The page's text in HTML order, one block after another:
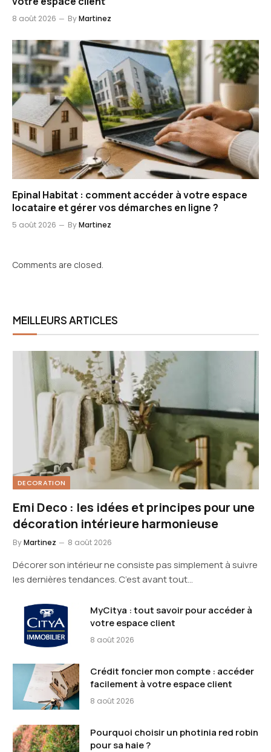
8 août 2026 ByMartinez
Epinal Habitat : comment accéder à votre espace
locataire et gérer vos démarches en ligne ?
5 août 2026 ByMartinez
Comments are closed.
MEILLEURS ARTICLES
DECORATION
Emi Deco : les idées et principes pour une
décoration intérieure harmonieuse
ByMartinez 8 août 2026
Décorer son intérieur ne consiste pas simplement à suivre
les dernières tendances. C’est avant tout…
MyCitya : tout savoir pour accéder à
votre espace client
8 août 2026
Crédit foncier mon compte : accéder
facilement à votre espace client
8 août 2026
Pourquoi choisir un photinia red robin
pour sa haie ?